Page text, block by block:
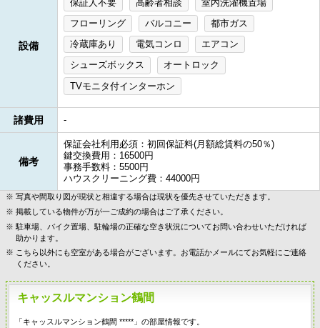
設備
保証人不要 高齢者相談
室内洗濯機置場
フローリング
バルコニー
都市ガス
冷蔵庫あり
電気コンロ
エアコン
シューズボックス
オートロック
TVモニタ付インターホン
諸費用 -
備考
保証会社利用必須：初回保証料(月額総賃料の50％)
鍵交換費用：16500円
事務手数料：5500円
ハウスクリーニング費：44000円
写真や間取り図が現状と相違する場合は現状を優先させていただきます。
掲載している物件が万が一ご成約の場合はご了承ください。
駐車場、バイク置場、駐輪場の正確な空き状況についてお問い合わせいただければ
助かります。
こちら以外にも空室がある場合がございます。お電話かメールにてお気軽にご連絡
ください。
キャッスルマンション鶴間
「キャッスルマンション鶴間 *****」の部屋情報です。